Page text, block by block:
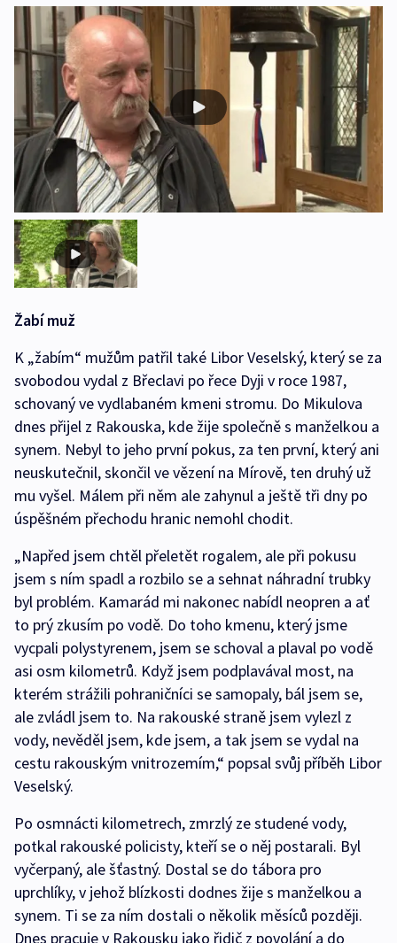
Žabí muž
K „žabím“ mužům patřil také Libor Veselský, který se za
svobodou vydal z Břeclavi po řece Dyji v roce 1987,
schovaný ve vydlabaném kmeni stromu. Do Mikulova
dnes přijel z Rakouska, kde žije společně s manželkou a
synem. Nebyl to jeho první pokus, za ten první, který ani
neuskutečnil, skončil ve vězení na Mírově, ten druhý už
mu vyšel. Málem při něm ale zahynul a ještě tři dny po
úspěšném přechodu hranic nemohl chodit.
„Napřed jsem chtěl přeletět rogalem, ale při pokusu
jsem s ním spadl a rozbilo se a sehnat náhradní trubky
byl problém. Kamarád mi nakonec nabídl neopren a ať
to prý zkusím po vodě. Do toho kmenu, který jsme
vycpali polystyrenem, jsem se schoval a plaval po vodě
asi osm kilometrů. Když jsem podplavával most, na
kterém strážili pohraničníci se samopaly, bál jsem se,
ale zvládl jsem to. Na rakouské straně jsem vylezl z
vody, nevěděl jsem, kde jsem, a tak jsem se vydal na
cestu rakouským vnitrozemím,“ popsal svůj příběh Libor
Veselský.
Po osmnácti kilometrech, zmrzlý ze studené vody,
potkal rakouské policisty, kteří se o něj postarali. Byl
vyčerpaný, ale šťastný. Dostal se do tábora pro
uprchlíky, v jehož blízkosti dodnes žije s manželkou a
synem. Ti se za ním dostali o několik měsíců později.
Dnes pracuje v Rakousku jako řidič z povolání a do